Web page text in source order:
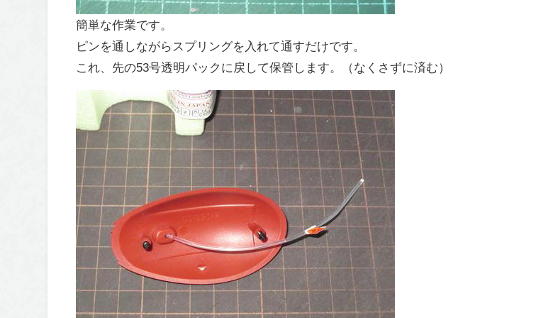
簡単な作業です。
ピンを通しながらスプリングを入れて通すだけです。
これ、先の53号透明パックに戻して保管します。（なくさずに済む）